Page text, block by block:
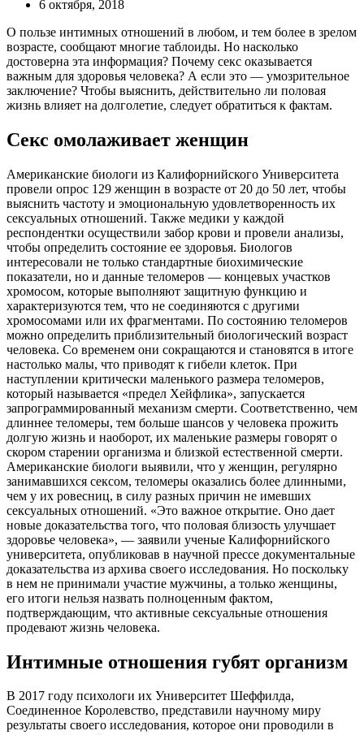
6 октября, 2018
О пользе интимных отношений в любом, и тем более в зрелом
возрасте, сообщают многие таблоиды. Но насколько
достоверна эта информация? Почему секс оказывается
важным для здоровья человека? А если это — умозрительное
заключение? Чтобы выяснить, действительно ли половая
жизнь влияет на долголетие, следует обратиться к фактам.
Секс омолаживает женщин
Американские биологи из Калифорнийского Университета
провели опрос 129 женщин в возрасте от 20 до 50 лет, чтобы
выяснить частоту и эмоциональную удовлетворенность их
сексуальных отношений. Также медики у каждой
респондентки осуществили забор крови и провели анализы,
чтобы определить состояние ее здоровья. Биологов
интересовали не только стандартные биохимические
показатели, но и данные теломеров — концевых участков
хромосом, которые выполняют защитную функцию и
характеризуются тем, что не соединяются с другими
хромосомами или их фрагментами. По состоянию теломеров
можно определить приблизительный биологический возраст
человека. Со временем они сокращаются и становятся в итоге
настолько малы, что приводят к гибели клеток. При
наступлении критически маленького размера теломеров,
который называется «предел Хейфлика», запускается
запрограммированный механизм смерти. Соответственно, чем
длиннее теломеры, тем больше шансов у человека прожить
долгую жизнь и наоборот, их маленькие размеры говорят о
скором старении организма и близкой естественной смерти.
Американские биологи выявили, что у женщин, регулярно
занимавшихся сексом, теломеры оказались более длинными,
чем у их ровесниц, в силу разных причин не имевших
сексуальных отношений. «Это важное открытие. Оно дает
новые доказательства того, что половая близость улучшает
здоровье человека», — заявили ученые Калифорнийского
университета, опубликовав в научной прессе документальные
доказательства из архива своего исследования. Но поскольку
в нем не принимали участие мужчины, а только женщины,
его итоги нельзя назвать полноценным фактом,
подтверждающим, что активные сексуальные отношения
продевают жизнь человека.
Интимные отношения губят организм
В 2017 году психологи их Университет Шеффилда,
Соединенное Королевство, представили научному миру
результаты своего исследования, которое они проводили в